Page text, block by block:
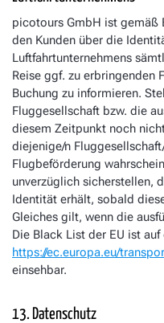
picotours GmbH ist gemäß
den Kunden über die
Luftfahrtunternehmens
Reise ggf. zu erbringenden
Buchung zu informieren.
Fluggesellschaft bzw. die
diesem Zeitpunkt noch
diejenige/n
Flugbeförderung
unverzüglich sicherstellen,
Identität erhält, sobald
Gleiches gilt, wenn die
Die Black List der EU ist
https://ec.europa.eu/
einsehbar.
13. Datenschutz